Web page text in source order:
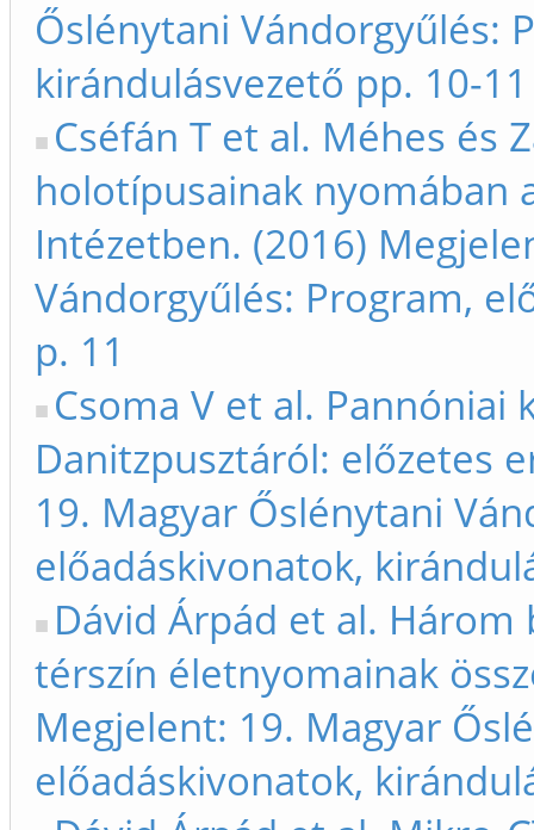
Őslénytani Vándorgyűlés:
kirándulásvezető pp. 10-11
Cséfán T et al. Méhes és
holotípusainak nyomában
Intézetben. (2016)
Vándorgyűlés: Program,
p. 11
Csoma V et al. Pannóniai
Danitzpusztáról: előzetes
19. Magyar Őslénytani
előadáskivonatok,
Dávid Árpád et al.
térszín életnyomainak
Megjelent: 19. Magyar
előadáskivonatok,